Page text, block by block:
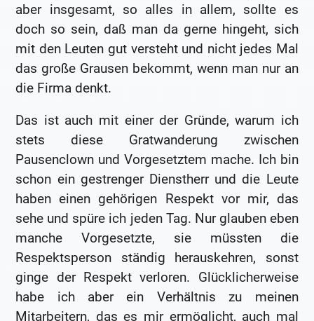
aber insgesamt, so alles in allem, sollte es
doch so sein, daß man da gerne hingeht, sich
mit den Leuten gut versteht und nicht jedes Mal
das große Grausen bekommt, wenn man nur an
die Firma denkt.
Das ist auch mit einer der Gründe, warum ich
stets diese Gratwanderung zwischen
Pausenclown und Vorgesetztem mache. Ich bin
schon ein gestrenger Dienstherr und die Leute
haben einen gehörigen Respekt vor mir, das
sehe und spüre ich jeden Tag. Nur glauben eben
manche Vorgesetzte, sie müssten die
Respektsperson ständig herauskehren, sonst
ginge der Respekt verloren. Glücklicherweise
habe ich aber ein Verhältnis zu meinen
Mitarbeitern, das es mir ermöglicht, auch mal